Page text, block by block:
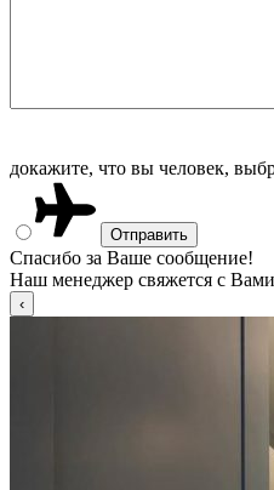
докажите, что вы человек,
Спасибо за Ваше сообщение!
Наш менеджер свяжется с